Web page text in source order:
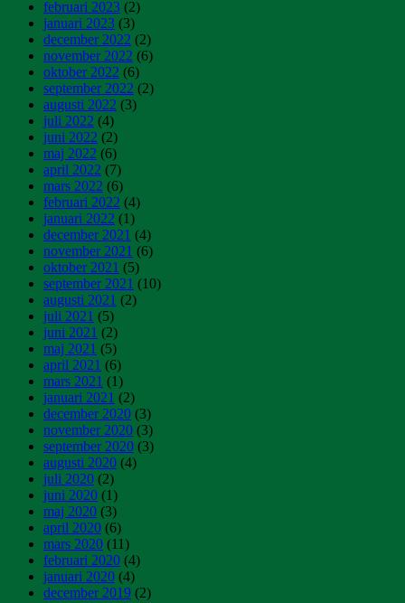
februari 2023 (2)
januari 2023 (3)
december 2022 (2)
november 2022 (6)
oktober 2022 (6)
september 2022 (2)
augusti 2022 (3)
juli 2022 (4)
juni 2022 (2)
maj 2022 (6)
april 2022 (7)
mars 2022 (6)
februari 2022 (4)
januari 2022 (1)
december 2021 (4)
november 2021 (6)
oktober 2021 (5)
september 2021 (10)
augusti 2021 (2)
juli 2021 (5)
juni 2021 (2)
maj 2021 (5)
april 2021 (6)
mars 2021 (1)
januari 2021 (2)
december 2020 (3)
november 2020 (3)
september 2020 (3)
augusti 2020 (4)
juli 2020 (2)
juni 2020 (1)
maj 2020 (3)
april 2020 (6)
mars 2020 (11)
februari 2020 (4)
januari 2020 (4)
december 2019 (2)